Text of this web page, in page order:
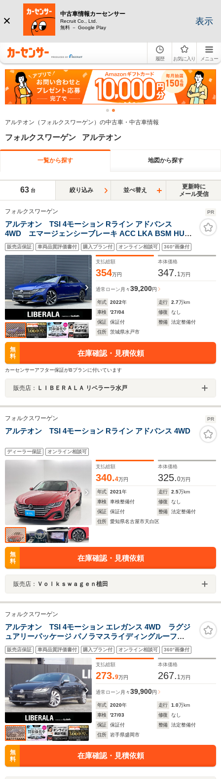
中古車情報カーセンサー
Recruit Co., Ltd.
無料 － Google Play
表示
履歴 お気に入り メニュー
アルテオン（フォルクスワーゲン）の中古車・中古車情報
フォルクスワーゲン アルテオン
一覧から探す 地図から探す
63 台 絞り込み 並べ替え
更新時に
メール受信
フォルクスワーゲン PR
アルテオン TSI 4モーション Rライン アドバンス
4WD エマージェンシーブレーキ ACC LKA BSM HUD
ディスカバープロナビ CarPlay BT 360°カメラ 黒革 M付
きパワーシート シートヒーター マッサージシート LED
パワーバックドア オートホールド 純正20インチAW ドラ
レコ
販売店保証 車両品質評価書付 購入プラン付 オンライン相談可 360°画像付
支払総額
354万円
本体価格
347. 1万円
通常ローン 月々39,200円
年式 2022年 走行 2.7万km
車検
'27/04 修復
なし
保証
保証付 整備
法定整備付
住所
茨城県水戸市
無
料
在庫確認・見積依頼
カーセンサーアフター保証がBプランに付いています
販売店： ＬＩＢＥＲＡＬＡ リベラーラ水戸
フォルクスワーゲン PR
アルテオン TSI 4モーション Rライン アドバンス 4WD
ディーラー保証 オンライン相談可
支払総額
340.4万円
本体価格
325.0万円
年式 2021年 走行 2.5万km
車検
車検整備付 修復
なし
保証
保証付 整備
法定整備付
住所
愛知県名古屋市天白区
無
料
在庫確認・見積依頼
販売店： Ｖｏｌｋｓｗａｇｅｎ植田
フォルクスワーゲン
アルテオン TSI 4モーション エレガンス 4WD ラグジ
ュアリーパッケージ パノラマスライディングルーフ
DYNAUDIOサウンド オールインセーフティ 黒ナッパレ
ザーシート 全席シートヒーター ヘッドアップディスプレ
イ 純正ナビフルセグTV 360度カメラ20インチAW
販売店保証 車両品質評価書付 購入プラン付 オンライン相談可 360°画像付
支払総額
273.9万円
本体価格
267. 1万円
通常ローン 月々39,900円
年式 2020年 走行 1.0万km
車検
'27/03 修復
なし
保証
保証付 整備
法定整備付
住所
岩手県盛岡市
無
料
在庫確認・見積依頼